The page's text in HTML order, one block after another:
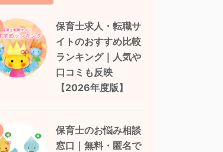
保育士求人・転職サ
イトのおすすめ比較
ランキング｜人気や
口コミも反映
【2026年度版】
保育士のお悩み相談
窓口｜無料・匿名で